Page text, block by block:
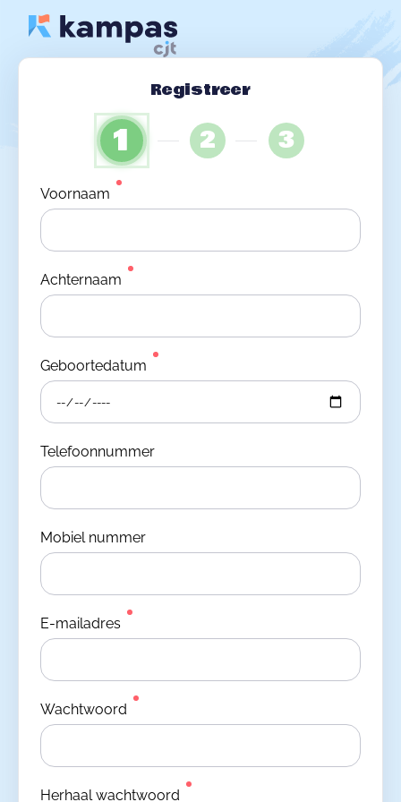
Registreer
1 2 3
Voornaam
Achternaam
Geboortedatum
Telefoonnummer
Mobiel nummer
E-mailadres
Wachtwoord
Herhaal wachtwoord